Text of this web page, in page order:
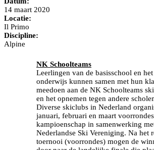
14 maart 2020
Locatie:
Il Primo
Discipline:
Alpine
NK Schoolteams
Leerlingen van de basisschool en
onderwijs kunnen samen met hun
meedoen aan de NK Schoolteams
en het opnemen tegen andere
Diverse skiclubs in Nederland
januari, februari en maart
kampioenschap in samenwerking
Nederlandse Ski Vereniging. Na het
toernooi (voorrondes) mogen de